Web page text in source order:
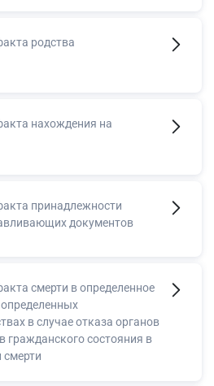
родства
нахождения на
принадлежности
документов
смерти в определенное
в случае отказа органов
гражданского состояния в
смерти